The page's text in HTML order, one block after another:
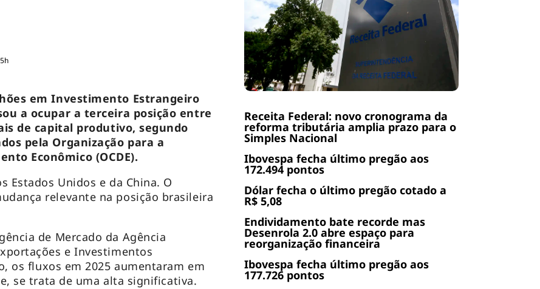
Receita Federal: novo cronograma da
reforma tributária amplia prazo para o
Simples Nacional
Ibovespa fecha último pregão aos
172.494 pontos
Dólar fecha o último pregão cotado a
R$ 5,08
Endividamento bate recorde mas
Desenrola 2.0 abre espaço para
reorganização financeira
Ibovespa fecha último pregão aos
177.726 pontos
em Investimento Estrangeiro
a ocupar a terceira posição entre
de capital produtivo, segundo
pela Organização para a
Econômico (OCDE).
Estados Unidos e da China. O
relevante na posição brasileira
de Mercado da Agência
e Investimentos
os fluxos em 2025 aumentaram em
se trata de uma alta significativa.